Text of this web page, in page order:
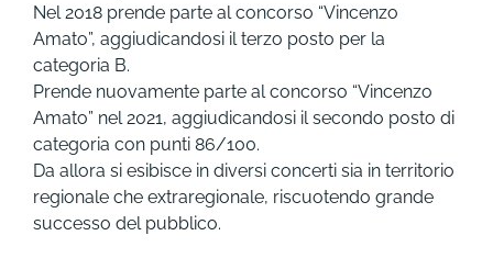
Nel 2018 prende parte al concorso “Vincenzo
Amato”, aggiudicandosi il terzo posto per la
categoria B.
Prende nuovamente parte al concorso “Vincenzo
Amato” nel 2021, aggiudicandosi il secondo posto di
categoria con punti 86/100.
Da allora si esibisce in diversi concerti sia in territorio
regionale che extraregionale, riscuotendo grande
successo del pubblico.